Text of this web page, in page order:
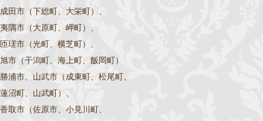
成田市（下総町、大栄町）、
夷隅市（大原町、岬町）、
匝瑳市（光町、横芝町）、
旭市（干潟町、海上町、飯岡町）
勝浦市、山武市（成東町、松尾町、
蓮沼町、山武町）、
香取市（佐原市、小見川町、